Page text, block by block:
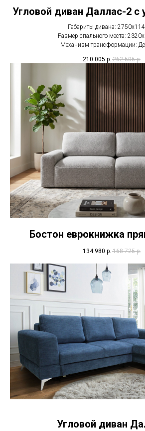
Угловой диван Даллас-2 с
Габариты дивана:
Размер спального места:
Механизм трансформации:
210 005 р. 262 506 р.
Бостон еврокнижка
134 980 р. 168 725 р.
Угловой диван